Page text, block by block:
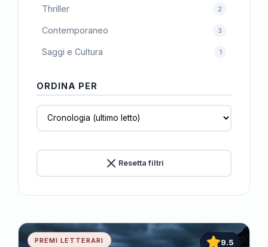
Thriller 2
Contemporaneo 3
Saggi e Cultura 1
ORDINA PER
Resetta filtri
PREMI LETTERARI 9.5